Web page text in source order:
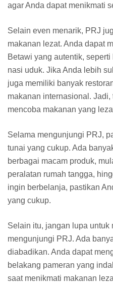
agar Anda dapat menikmati
Selain even menarik, PRJ
makanan lezat. Anda dapat
Betawi yang autentik,
nasi uduk. Jika Anda lebih
juga memiliki banyak
makanan internasional.
mencoba makanan yang
Selama mengunjungi PRJ,
tunai yang cukup. Ada
berbagai macam produk,
peralatan rumah tangga,
ingin berbelanja, pastikan
yang cukup.
Selain itu, jangan lupa untuk
mengunjungi PRJ. Ada
diabadikan. Anda dapat
belakang pameran yang
saat menikmati makanan